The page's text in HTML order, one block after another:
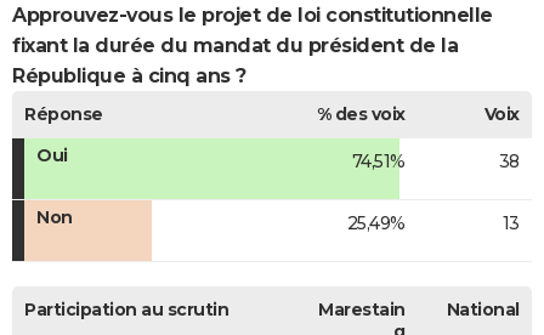
Approuvez-vous le projet de loi constitutionnelle
fixant la durée du mandat du président de la
République à cinq ans ?
Réponse % des voix
Voix
Oui
74,51% 38
Non 25,49% 13
Participation au scrutin
Marestain
National